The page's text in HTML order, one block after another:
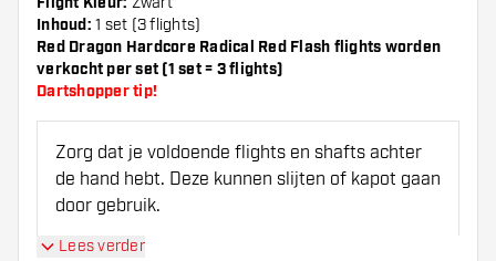
Inhoud: 1 set (3 flights)
Red Dragon Hardcore Radical Red Flash flights worden
verkocht per set (1 set = 3 flights)
Dartshopper tip!
Zorg dat je voldoende flights en shafts achter
de hand hebt. Deze kunnen slijten of kapot gaan
door gebruik.
Lees verder